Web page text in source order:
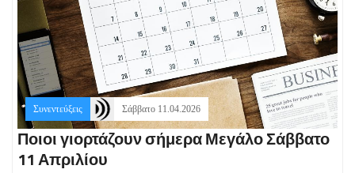
Συνεντεύξεις Σάββατο 11.04.2026
Ποιοι γιορτάζουν σήμερα Μεγάλο Σάββατο
11 Απριλίου